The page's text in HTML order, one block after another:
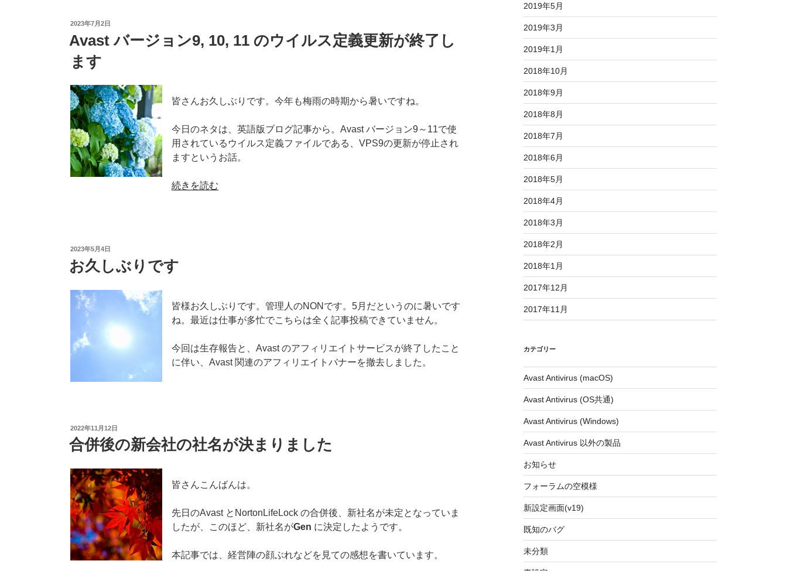
空
Avast
ー
ジ
ョ
9,
ル
義
更
が
終
た”
の
投
日:
2023年7月2日
Avast バージョン9, 10, 11 のウイルス定義更新が終了し
ます
皆さんお久しぶりです。今年も梅雨の時期から暑いですね。
今日のネタは、英語版ブログ記事から。Avast バージョン9～11で使
用されているウイルス定義ファイルである、VPS9の更新が停止され
ますというお話。
“Avast
9,
の
ウ
ル
ス
が
終
し
す”
の
続きを読む
投
日:
2023年5月4日
お久しぶりです
皆様お久しぶりです。管理人のNONです。5月だというのに暑いです
ね。最近は仕事が多忙でこちらは全く記事投稿できていません。
今回は生存報告と、Avast のアフィリエイトサービスが終了したこと
に伴い、Avast 関連のアフィリエイトバナーを撤去しました。
投
稿
日:
2022年11月12日
合併後の新会社の社名が決まりました
皆さんこんばんは。
先日のAvast とNortonLifeLock の合併後、新社名が未定となっていま
したが、このほど、新社名がGen に決定したようです。
本記事では、経営陣の顔ぶれなどを見ての感想を書いています。
2019年5月
2019年3月
2019年1月
2018年10月
2018年9月
2018年8月
2018年7月
2018年6月
2018年5月
2018年4月
2018年3月
2018年2月
2018年1月
2017年12月
2017年11月
カテゴリー
Avast Antivirus (macOS)
Avast Antivirus (OS共通)
Avast Antivirus (Windows)
Avast Antivirus 以外の製品
お知らせ
フォーラムの空模様
新設定画面(v19)
既知のバグ
未分類